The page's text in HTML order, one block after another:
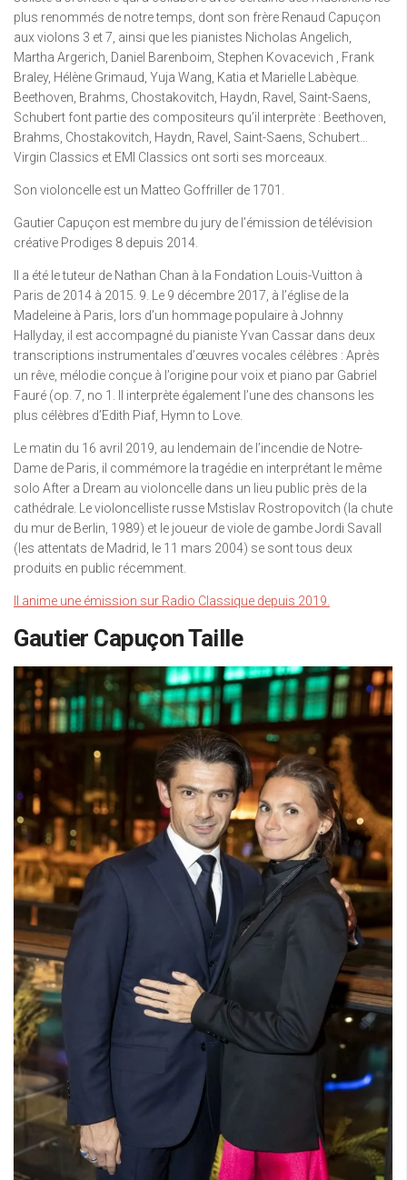
plus renommés de notre temps, dont son frère Renaud Capuçon
aux violons 3 et 7, ainsi que les pianistes Nicholas Angelich,
Martha Argerich, Daniel Barenboim, Stephen Kovacevich , Frank
Braley, Hélène Grimaud, Yuja Wang, Katia et Marielle Labèque.
Beethoven, Brahms, Chostakovitch, Haydn, Ravel, Saint-Saens,
Schubert font partie des compositeurs qu’il interprète : Beethoven,
Brahms, Chostakovitch, Haydn, Ravel, Saint-Saens, Schubert…
Virgin Classics et EMI Classics ont sorti ses morceaux.
Son violoncelle est un Matteo Goffriller de 1701.
Gautier Capuçon est membre du jury de l’émission de télévision
créative Prodiges 8 depuis 2014.
Il a été le tuteur de Nathan Chan à la Fondation Louis-Vuitton à
Paris de 2014 à 2015. 9. Le 9 décembre 2017, à l’église de la
Madeleine à Paris, lors d’un hommage populaire à Johnny
Hallyday, il est accompagné du pianiste Yvan Cassar dans deux
transcriptions instrumentales d’œuvres vocales célèbres : Après
un rêve, mélodie conçue à l’origine pour voix et piano par Gabriel
Fauré (op. 7, no 1. Il interprète également l’une des chansons les
plus célèbres d’Edith Piaf, Hymn to Love.
Le matin du 16 avril 2019, au lendemain de l’incendie de Notre-
Dame de Paris, il commémore la tragédie en interprétant le même
solo After a Dream au violoncelle dans un lieu public près de la
cathédrale. Le violoncelliste russe Mstislav Rostropovitch (la chute
du mur de Berlin, 1989) et le joueur de viole de gambe Jordi Savall
(les attentats de Madrid, le 11 mars 2004) se sont tous deux
produits en public récemment.
Il anime une émission sur Radio Classique depuis 2019.
Gautier Capuçon Taille